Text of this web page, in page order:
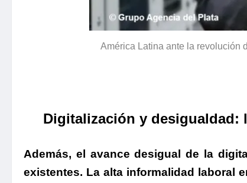
América Latina ante la revolución
Digitalización y desigualdad:
Además, el avance desigual de la
existentes. La alta informalidad laboral